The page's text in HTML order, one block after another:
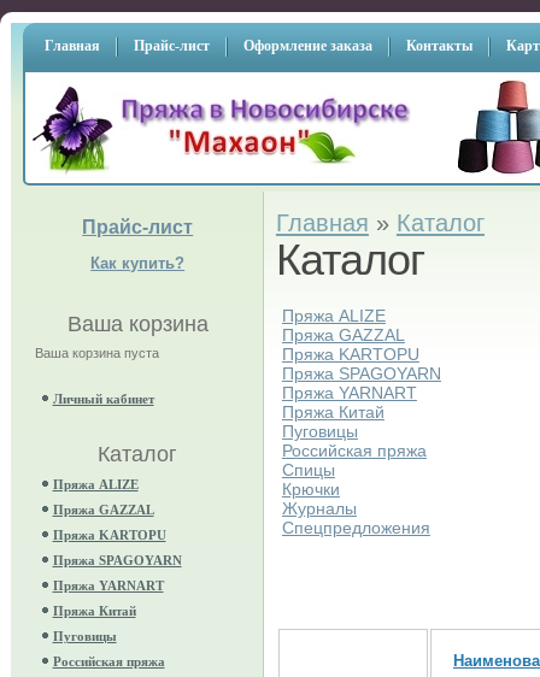
Главная Прайс-лист Оформление заказа Контакты
Прайс-лист
Как купить?
Ваша корзина
Ваша корзина пуста
Личный кабинет
Каталог
Пряжа ALIZE
Пряжа GAZZAL
Пряжа KARTOPU
Пряжа SPAGOYARN
Пряжа YARNART
Пряжа Китай
Пуговицы
Российская пряжа
Главная » Каталог
Каталог
Пряжа ALIZE
Пряжа GAZZAL
Пряжа KARTOPU
Пряжа SPAGOYARN
Пряжа YARNART
Пряжа Китай
Пуговицы
Российская пряжа
Спицы
Крючки
Журналы
Спецпредложения